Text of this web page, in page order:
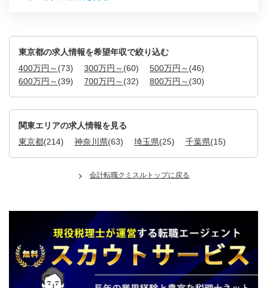
東京都の求人情報を希望年収で絞り込む
400万円～ (73) 300万円～ (60) 500万円～ (46)
600万円～ (39) 700万円～ (32) 800万円～ (30)
関東エリアの求人情報を見る
東京都(214) 神奈川県(63) 埼玉県(25) 千葉県(15)
会計転職クミスルトップに戻る